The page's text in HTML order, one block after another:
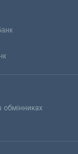
обмінниках